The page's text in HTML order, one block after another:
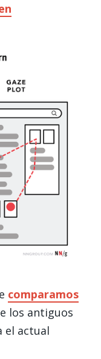
comparamos
los antiguos
el actual